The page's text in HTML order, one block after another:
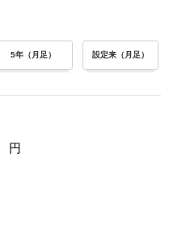
5年（月足） 設定来（月足）
円